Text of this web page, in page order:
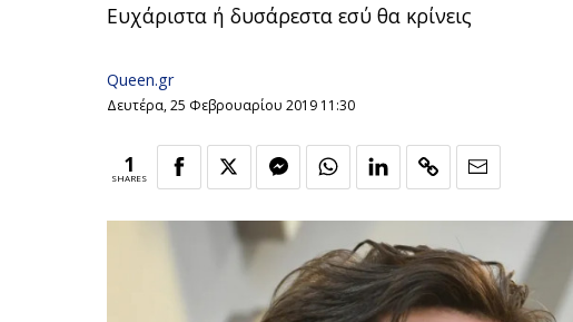
Ευχάριστα ή δυσάρεστα εσύ θα κρίνεις
Queen.gr
Δευτέρα, 25 Φεβρουαρίου 2019 11:30
1
SHARES